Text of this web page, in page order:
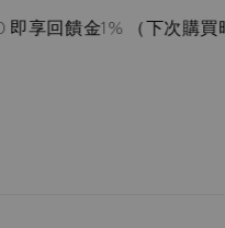
金1% （下次購買時折抵